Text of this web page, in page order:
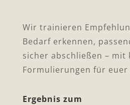
Wir trainieren
Bedarf erkennen,
sicher abschließen – mit
Formulierungen für euer
Ergebnis zum